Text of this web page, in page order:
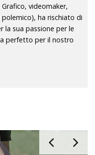
videomaker,
ha rischiato di
la sua passione per le
perfetto per il nostro